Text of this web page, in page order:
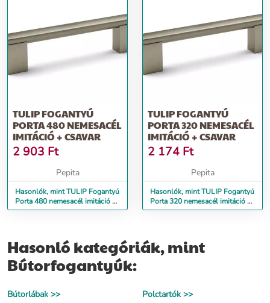
TULIP FOGANTYÚ
PORTA 480 NEMESACÉL
IMITÁCIÓ + CSAVAR
2 903 Ft
Pepita
Hasonlók, mint TULIP Fogantyú
Porta 480 nemesacél imitáció +
csavar
TULIP FOGANTYÚ
PORTA 320 NEMESACÉL
IMITÁCIÓ + CSAVAR
2 174 Ft
Pepita
Hasonlók, mint TULIP Fogantyú
Porta 320 nemesacél imitáció +
csavar
Hasonló kategóriák, mint
Bútorfogantyúk:
Bútorlábak >> Polctartók >>